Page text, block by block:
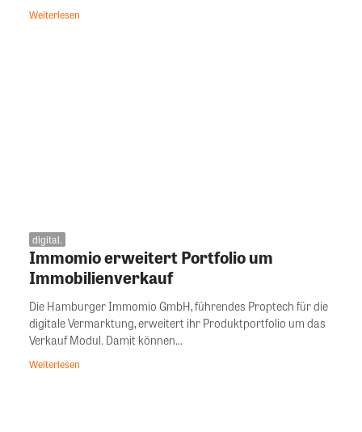
Weiterlesen
digital.
Immomio erweitert Portfolio um
Immobilienverkauf
Die Hamburger Immomio GmbH, führendes Proptech für die
digitale Vermarktung, erweitert ihr Produktportfolio um das
Verkauf Modul. Damit können...
Weiterlesen